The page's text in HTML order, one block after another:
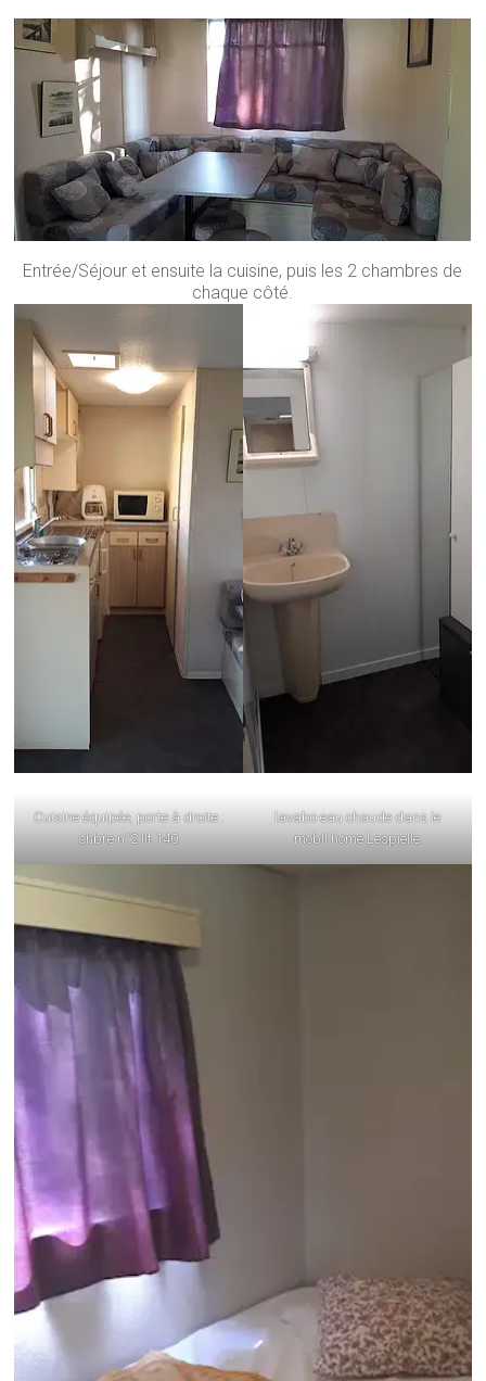
Entrée/Séjour et ensuite la cuisine, puis les 2 chambres de
chaque côté.
Cuisine équipée, porte à droite :
chbre n°2 lit 140
lavabo eau chaude dans le
mobil home Lespielle